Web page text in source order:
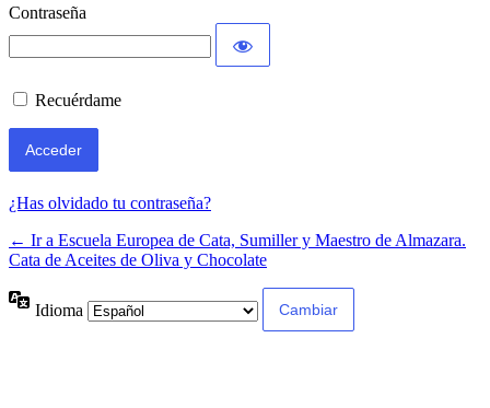
Contraseña
Recuérdame
¿Has olvidado tu contraseña?
← Ir a Escuela Europea de Cata, Sumiller y Maestro de Almazara.
Cata de Aceites de Oliva y Chocolate
Idioma